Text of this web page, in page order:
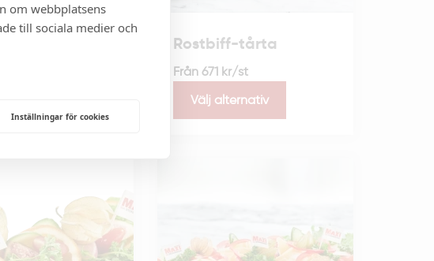
om webbplatsens
till sociala medier och
Inställningar för cookies
Rostbiff-tårta
Från 671 kr/st
Välj alternativ